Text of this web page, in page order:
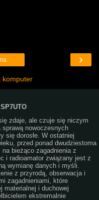
›
komputer
zdaje, ale czuje się niczym
nowoczesnych
się dorosłe. W ostatniej
przed ponad dwudziestoma
bieżąco zagadnienia z
i radioamator związany jest z
wymianę danych i myśli.
z przyrodą, obserwacja i
zagadnieniami, które
materialnej i duchowej
ekstremalnie